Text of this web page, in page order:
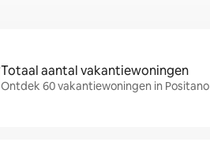
Totaal aantal vakantiewoningen
Ontdek 60 vakantiewoningen in Positano